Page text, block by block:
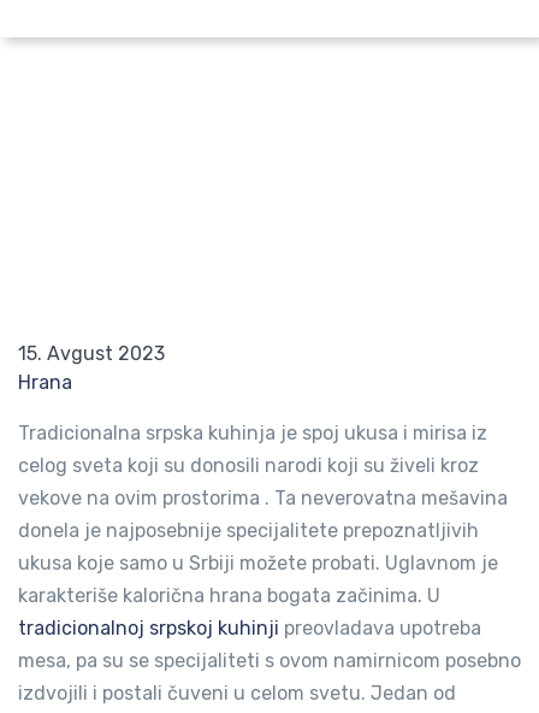
15. Avgust 2023
Hrana
Tradicionalna srpska kuhinja je spoj ukusa i mirisa iz
celog sveta koji su donosili narodi koji su živeli kroz
vekove na ovim prostorima . Ta neverovatna mešavina
donela je najposebnije specijalitete prepoznatljivih
ukusa koje samo u Srbiji možete probati. Uglavnom je
karakteriše kalorična hrana bogata začinima. U
tradicionalnoj srpskoj kuhinji preovladava upotreba
mesa, pa su se specijaliteti s ovom namirnicom posebno
izdvojili i postali čuveni u celom svetu. Jedan od